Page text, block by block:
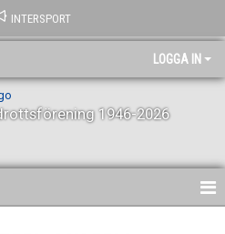
INTERSPORT
LOGGA IN
1946-2026